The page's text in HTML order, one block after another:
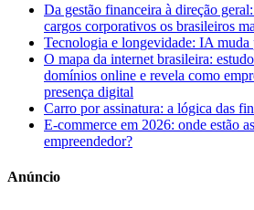
Da gestão financeira à direção
cargos corporativos os brasileiros
Tecnologia e longevidade: IA muda
O mapa da internet brasileira:
domínios online e revela como
presença digital
Carro por assinatura: a lógica das
E-commerce em 2026: onde estão
empreendedor?
Anúncio